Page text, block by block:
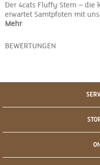
Der 4cats Fluffy Stern – die
erwartet Samtpfoten mit
Mehr
BEWERTUNGEN